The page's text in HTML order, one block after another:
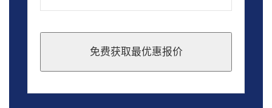
免费获取最优惠报价